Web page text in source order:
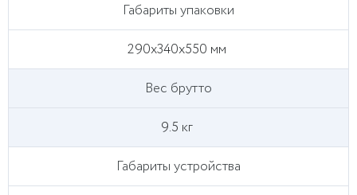
Габариты упаковки
290х340х550 мм
Вес брутто
9.5 кг
Габариты устройства